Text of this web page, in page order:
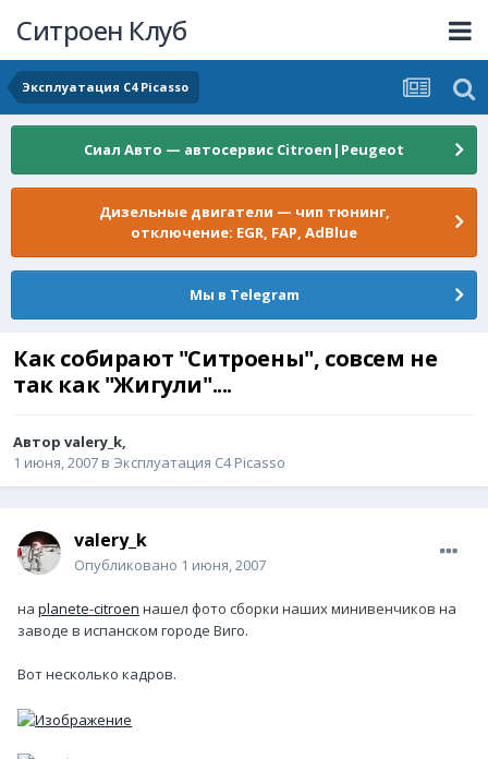
Ситроен Клуб
Эксплуатация C4 Picasso
Сиал Авто — автосервис Citroen|Peugeot
Дизельные двигатели — чип тюнинг,
отключение: EGR, FAP, AdBlue
Мы в Telegram
Как собирают "Ситроены", совсем не
так как "Жигули"....
Автор valery_k,
1 июня, 2007 в Эксплуатация C4 Picasso
valery_k
Опубликовано 1 июня, 2007
на planete-citroen нашел фото сборки наших минивенчиков на
заводе в испанском городе Виго.
Вот несколько кадров.